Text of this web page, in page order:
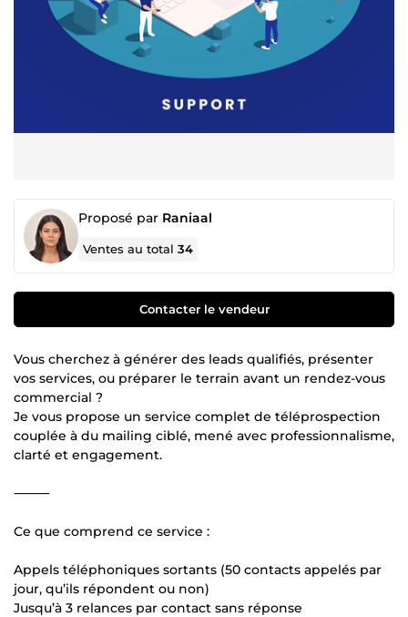
Proposé par Raniaal
Ventes au total34
Contacter le vendeur
Vous cherchez à générer des leads qualifiés, présenter
vos services, ou préparer le terrain avant un rendez-vous
commercial ?
Je vous propose un service complet de téléprospection
couplée à du mailing ciblé, mené avec professionnalisme,
clarté et engagement.
⸻
Ce que comprend ce service :
Appels téléphoniques sortants (50 contacts appelés par
jour, qu’ils répondent ou non)
Jusqu’à 3 relances par contact sans réponse